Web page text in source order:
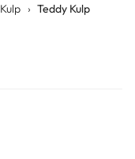
Kulp › Teddy Kulp